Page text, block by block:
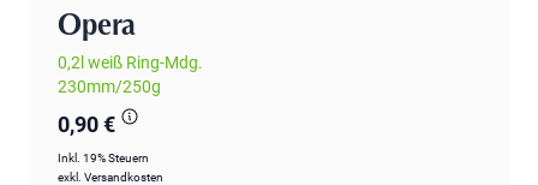
Opera
0,2l weiß Ring-Mdg.
230mm/250g
0,90 €
Inkl. 19% Steuern
exkl. Versandkosten